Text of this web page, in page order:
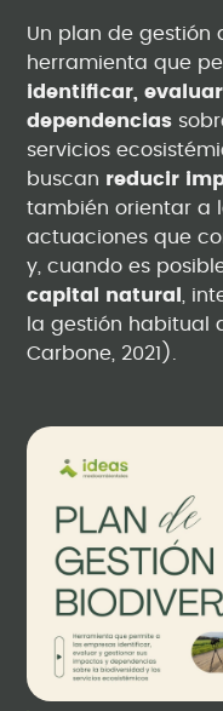
Un plan de gestión
herramienta que
identificar,
dependencias
servicios
buscan reducir
también orientar a
actuaciones que
y, cuando es
capital natural,
la gestión habitual
Carbone, 2021).